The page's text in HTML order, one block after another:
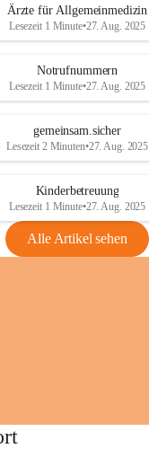
Ärzte für Allgemeinmedizin
Lesezeit 1 Minute•27. Aug. 2025
Notrufnummern
Lesezeit 1 Minute•27. Aug. 2025
gemeinsam.sicher
Lesezeit 2 Minuten•27. Aug. 2025
Kinderbetreuung
Lesezeit 1 Minute•27. Aug. 2025
Alle Artikel sehen